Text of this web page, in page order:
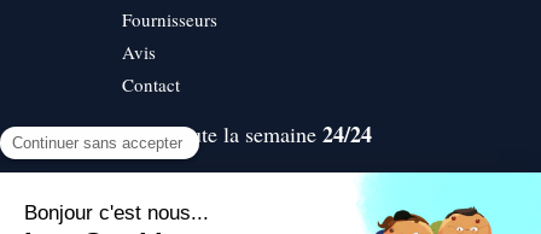
Fournisseurs
Avis
Contact
Toute la semaine 24/24
©2016 Assistance Dépannage Service Philippe -
Renovation et Dépannage